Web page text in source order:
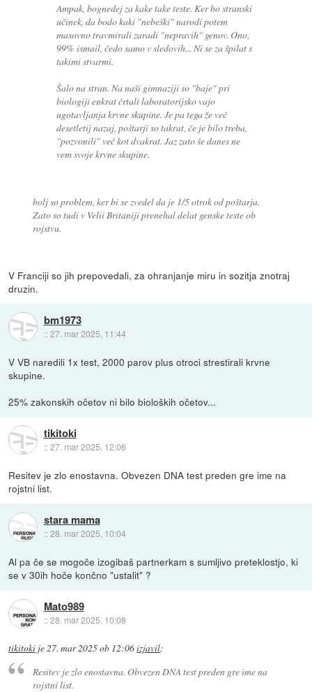
Ampak, bognedej za kake take teste. Ker bo stranski
učinek, da bodo kaki "nebeški" narodi potem
masovno travmirali zaradi "nepravih" genov. Ono,
99% ismail, čedo samo v sledovih... Ni se za špilat s
takimi stvarmi.
Šalo na stran. Na naši gimnaziji so "baje" pri
biologiji enkrat črtali laboratorijsko vajo
ugotavljanja krvne skupine. Je pa tega že več
desetletij nazaj, poštarji so takrat, če je bilo treba,
"pozvonili" več kot dvakrat. Jaz zato še danes ne
vem svoje krvne skupine.
bolj so problem, ker bi se zvedel da je 1/5 otrok od poštarja.
Zato so tudi v Velii Britaniji prenehal delat genske teste ob
rojstvu.
V Franciji so jih prepovedali, za ohranjanje miru in sozitja znotraj
druzin.
bm1973
::27. mar 2025, 11:44
V VB naredili 1x test, 2000 parov plus otroci strestirali krvne
skupine.
25% zakonskih očetov ni bilo bioloških očetov...
tikitoki
::27. mar 2025, 12:06
Resitev je zlo enostavna. Obvezen DNA test preden gre ime na
rojstni list.
stara mama
::28. mar 2025, 10:04
Al pa če se mogoče izogibaš partnerkam s sumljivo preteklostjo, ki
se v 30ih hoče končno "ustalit" ?
Mato989
::28. mar 2025, 10:08
tikitoki je27. mar 2025 ob 12:06izjavil:
Resitev je zlo enostavna. Obvezen DNA test preden gre ime na
rojstni list.